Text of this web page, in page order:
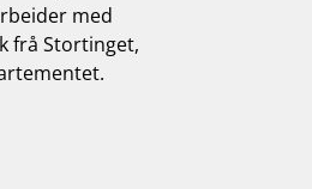
med
frå Stortinget,